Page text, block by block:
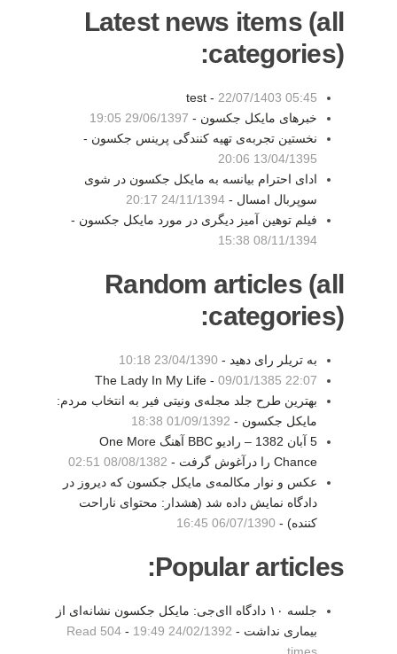
Latest news items (all
categories):
test - 22/07/1403 05:45
خبرهای مایکل جکسون - 29/06/1397 19:05
نخستین تجربه‌ی تهیه کنندگی پرینس جکسون -
13/04/1395 20:06
ادای احترام بیانسه به مایکل جکسون در شوی
سوپربال امسال - 24/11/1394 20:17
فیلم توهین آمیز دیگری در مورد مایکل جکسون -
08/11/1394 15:38
Random articles (all
categories):
به تریلر رای دهید - 23/04/1390 10:18
The Lady In My Life -09/01/1385 22:07
بهترین طرح جلد مجله‌ی ونیتی فیر به انتخاب مردم:
مایکل جکسون - 01/09/1392 18:38
5 آبان 1382 – راديو BBC آهنگ One More
Chance را درآغوش گرفت -
08/08/1382 02:51
عکس و نوار مکالمه‌ی مایکل جکسون که دیروز در
دادگاه نمایش داده شد (هشدار: محتوای ناراحت
کننده) - 06/07/1390 16:45
Popular articles:
جلسه ۱۰ دادگاه اای‌جی: مایکل جکسون نشانه‌ای از
بیماری نداشت - 24/02/1392 19:49
-
Read 504